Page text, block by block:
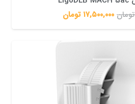
تومان ۱۷,۵۰۰,۰۰۰ تومان